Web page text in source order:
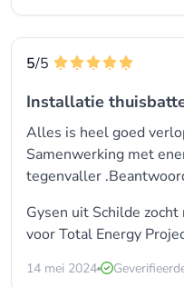
5/5
Installatie
Alles is heel goed
Samenwerking met
tegenvaller
Gysen uit Schilde
voorTotal Energy
14 mei 2024